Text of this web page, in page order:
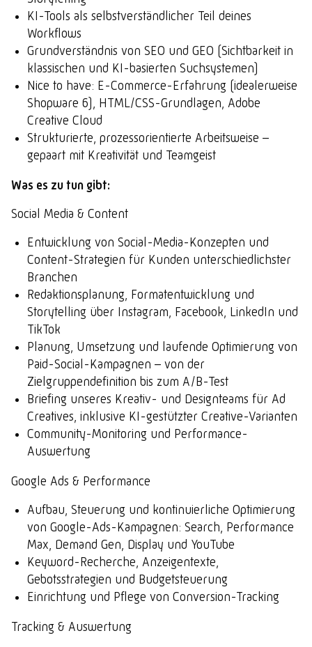
KI-Tools als selbstverständlicher Teil deines
Workflows
Grundverständnis von SEO und GEO (Sichtbarkeit in
klassischen und KI-basierten Suchsystemen)
Nice to have: E-Commerce-Erfahrung (idealerweise
Shopware 6), HTML/CSS-Grundlagen, Adobe
Creative Cloud
Strukturierte, prozessorientierte Arbeitsweise –
gepaart mit Kreativität und Teamgeist
Was es zu tun gibt:
Social Media & Content
Entwicklung von Social-Media-Konzepten und
Content-Strategien für Kunden unterschiedlichster
Branchen
Redaktionsplanung, Formatentwicklung und
Storytelling über Instagram, Facebook, LinkedIn und
TikTok
Planung, Umsetzung und laufende Optimierung von
Paid-Social-Kampagnen – von der
Zielgruppendefinition bis zum A/B-Test
Briefing unseres Kreativ- und Designteams für Ad
Creatives, inklusive KI-gestützter Creative-Varianten
Community-Monitoring und Performance-
Auswertung
Google Ads & Performance
Aufbau, Steuerung und kontinuierliche Optimierung
von Google-Ads-Kampagnen: Search, Performance
Max, Demand Gen, Display und YouTube
Keyword-Recherche, Anzeigentexte,
Gebotsstrategien und Budgetsteuerung
Einrichtung und Pflege von Conversion-Tracking
Tracking & Auswertung